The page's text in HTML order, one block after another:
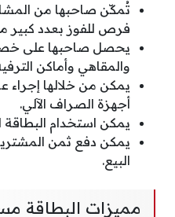
تُمكّن صاحبها من
فرص للفوز بعدد كبير
يحصل صاحبها على
والمقاهي وأماكن
يمكن من خلالها
أجهزة الصراف الآلي.
يمكن استخدام البطاقة
يمكن دفع ثمن
البيع.
مميزات البطاقة